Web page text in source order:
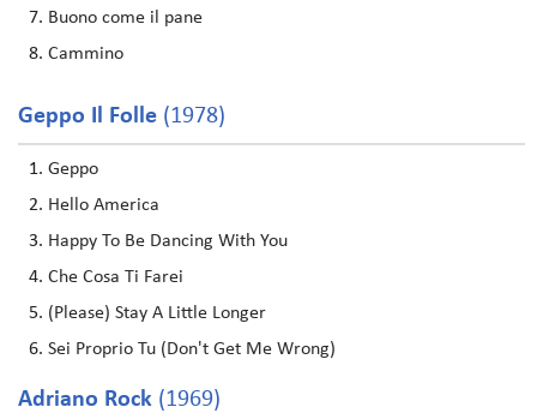
Buono come il pane
Cammino
Geppo Il Folle (1978)
Geppo
Hello America
Happy To Be Dancing With You
Che Cosa Ti Farei
(Please) Stay A Little Longer
Sei Proprio Tu (Don't Get Me Wrong)
Adriano Rock (1969)